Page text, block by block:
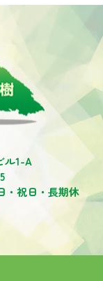
ル1-A
祝日・長期休